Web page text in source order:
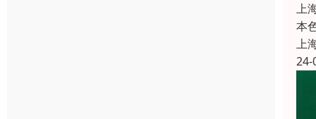
上
本
上
24-